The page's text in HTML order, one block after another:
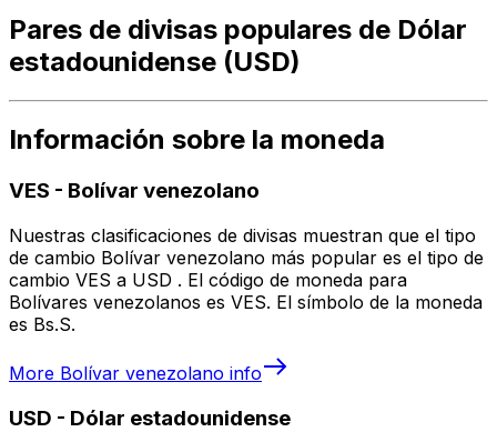
Pares de divisas populares de Dólar
estadounidense (USD)
Información sobre la moneda
VES - Bolívar venezolano
Nuestras clasificaciones de divisas muestran que el tipo
de cambio Bolívar venezolano más popular es el tipo de
cambio VES a USD . El código de moneda para
Bolívares venezolanos es VES. El símbolo de la moneda
es Bs.S.
More Bolívar venezolano info
USD - Dólar estadounidense